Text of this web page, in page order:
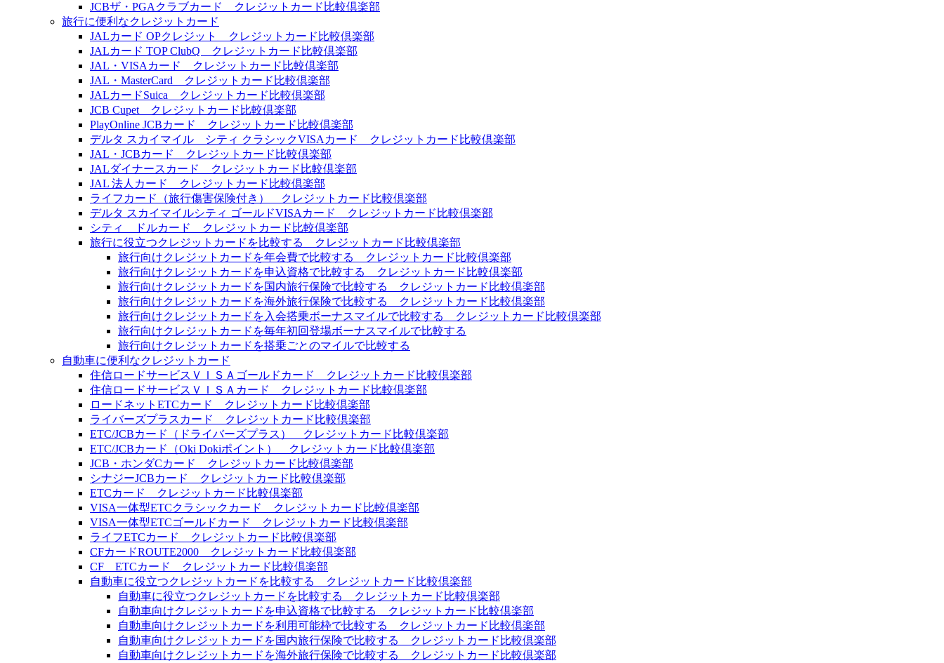
JCBザ・PGAクラブカード クレジットカード比較倶楽部
旅行に便利なクレジットカード
JALカード OPクレジット クレジットカード比較倶楽部
JALカード TOP ClubQ クレジットカード比較倶楽部
JAL・VISAカード クレジットカード比較倶楽部
JAL・MasterCard クレジットカード比較倶楽部
JALカードSuica クレジットカード比較倶楽部
JCB Cupet クレジットカード比較倶楽部
PlayOnline JCBカード クレジットカード比較倶楽部
デルタ スカイマイル シティ クラシックVISAカード クレジットカード比較倶楽部
JAL・JCBカード クレジットカード比較倶楽部
JALダイナースカード クレジットカード比較倶楽部
JAL 法人カード クレジットカード比較倶楽部
ライフカード（旅行傷害保険付き） クレジットカード比較倶楽部
デルタ スカイマイルシティ ゴールドVISAカード クレジットカード比較倶楽部
シティ ドルカード クレジットカード比較倶楽部
旅行に役立つクレジットカードを比較する クレジットカード比較倶楽部
旅行向けクレジットカードを年会費で比較する クレジットカード比較倶楽部
旅行向けクレジットカードを申込資格で比較する クレジットカード比較倶楽部
旅行向けクレジットカードを国内旅行保険で比較する クレジットカード比較倶楽部
旅行向けクレジットカードを海外旅行保険で比較する クレジットカード比較倶楽部
旅行向けクレジットカードを入会搭乗ボーナスマイルで比較する クレジットカード比較倶楽部
旅行向けクレジットカードを毎年初回登場ボーナスマイルで比較する
旅行向けクレジットカードを搭乗ごとのマイルで比較する
自動車に便利なクレジットカード
住信ロードサービスＶＩＳＡゴールドカード クレジットカード比較倶楽部
住信ロードサービスＶＩＳＡカード クレジットカード比較倶楽部
ロードネットETCカード クレジットカード比較倶楽部
ライバーズプラスカード クレジットカード比較倶楽部
ETC/JCBカード（ドライバーズプラス） クレジットカード比較倶楽部
ETC/JCBカード（Oki Dokiポイント） クレジットカード比較倶楽部
JCB・ホンダCカード クレジットカード比較倶楽部
シナジーJCBカード クレジットカード比較倶楽部
ETCカード クレジットカード比較倶楽部
VISA一体型ETCクラシックカード クレジットカード比較倶楽部
VISA一体型ETCゴールドカード クレジットカード比較倶楽部
ライフETCカード クレジットカード比較倶楽部
CFカードROUTE2000 クレジットカード比較倶楽部
CF ETCカード クレジットカード比較倶楽部
自動車に役立つクレジットカードを比較する クレジットカード比較倶楽部
自動車に役立つクレジットカードを比較する クレジットカード比較倶楽部
自動車向けクレジットカードを申込資格で比較する クレジットカード比較倶楽部
自動車向けクレジットカードを利用可能枠で比較する クレジットカード比較倶楽部
自動車向けクレジットカードを国内旅行保険で比較する クレジットカード比較倶楽部
自動車向けクレジットカードを海外旅行保険で比較する クレジットカード比較倶楽部